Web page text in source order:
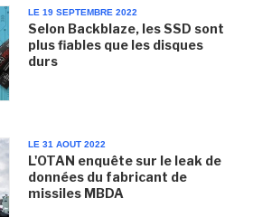
LE 19 SEPTEMBRE 2022
Selon Backblaze, les SSD sont
plus fiables que les disques
durs
LE 31 AOUT 2022
L'OTAN enquête sur le leak de
données du fabricant de
missiles MBDA